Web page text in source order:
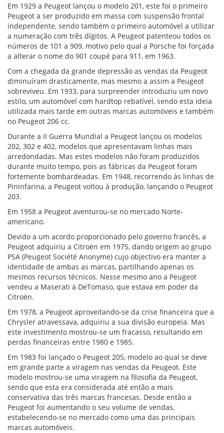
Em 1929 a Peugeot lançou o modelo 201, este foi o primeiro
Peugeot a ser produzido em massa com suspensão frontal
independente, sendo também o primeiro automóvel a utilizar
a numeração com três dígitos. A Peugeot patenteou todos os
números de 101 a 909, motivo pelo qual a Porsche foi forçada
a alterar o nome do 901 coupé para 911, em 1963.
Com a chegada da grande depressão as vendas da Peugeot
diminuíram drasticamente, mas mesmo a assim a Peugeot
sobreviveu. Em 1933, para surpreender introduziu um novo
estilo, um automóvel com hardtop rebatível, sendo esta ideia
utilizada mais tarde em outras marcas automóveis e também
no Peugeot 206 cc.
Durante a II Guerra Mundial a Peugeot lançou os modelos
202, 302 e 402, modelos que apresentavam linhas mais
arredondadas. Mas estes modelos não foram produzidos
durante muito tempo, pois as fábricas da Peugeot foram
fortemente bombardeadas. Em 1948, recorrendo às linhas de
Pininfarina, a Peugeot voltou à produção, lançando o Peugeot
203.
Em 1958 a Peugeot aventurou-se no mercado Norte-
americano.
Devido a um acordo proporcionado pelo governo francês, a
Peugeot adquiriu a Citroën em 1975, dando origem ao grupo
PSA (Peugeot Société Anonyme) cujo objectivo era manter a
identidade de ambas as marcas, partilhando apenas os
mesmos recursos técnicos. Nesse mesmo ano a Peugeot
vendeu a Maserati à DeTomaso, que estava em poder da
Citroën.
Em 1978, a Peugeot aproveitando-se da crise financeira que a
Chrysler atravessava, adquiriu a sua divisão europeia. Mas
este investimento mostrou-se um fracasso, resultando em
perdas financeiras entre 1980 e 1985.
Em 1983 foi lançado o Peugeot 205, modelo ao qual se deve
em grande parte a viragem nas vendas da Peugeot. Este
modelo mostrou-se uma viragem na filosofia da Peugeot,
sendo que esta era considerada até então a mais
conservativa das três marcas francesas. Desde então a
Peugeot foi aumentando o seu volume de vendas,
estabelecendo-se no mercado como uma das principais
marcas automóveis.